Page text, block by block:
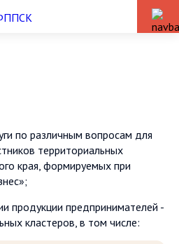
по различным вопросам для
территориальных
края, формируемых при
продукции предпринимателей -
кластеров, в том числе: